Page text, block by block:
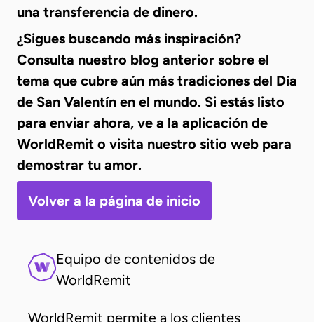
una transferencia de dinero.
¿Sigues buscando más inspiración?
Consulta nuestro blog anterior sobre el
tema que cubre aún más tradiciones del Día
de San Valentín en el mundo. Si estás listo
para enviar ahora, ve a la aplicación de
WorldRemit o visita nuestro sitio web para
demostrar tu amor.
Volver a la página de inicio
Equipo de contenidos de
WorldRemit
WorldRemit permite a los clientes